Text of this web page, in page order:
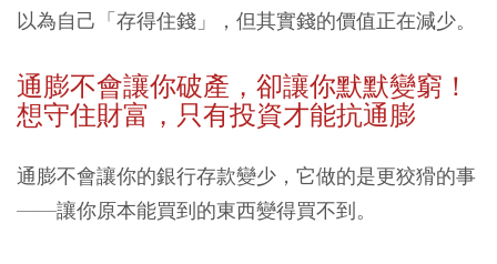
以為自己「存得住錢」，但其實錢的價值正在減少。
通膨不會讓你破產，卻讓你默默變窮！
想守住財富，只有投資才能抗通膨
通膨不會讓你的銀行存款變少，它做的是更狡猾的事
——讓你原本能買到的東西變得買不到。